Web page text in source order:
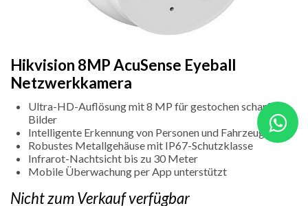
Hikvision 8MP AcuSense Eyeball
Netzwerkkamera
Ultra-HD-Auflösung mit 8 MP für gestochen scharfe
Bilder
Intelligente Erkennung von Personen und Fahrzeugen
Robustes Metallgehäuse mit IP67-Schutzklasse
Infrarot-Nachtsicht bis zu 30 Meter
Mobile Überwachung per App unterstützt
Nicht zum Verkauf verfügbar